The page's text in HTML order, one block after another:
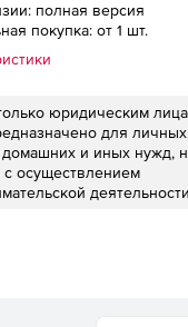
полная версия
покупка: от 1 шт.
юридическим
для личных,
и иных нужд,
с осуществлением
деятельности